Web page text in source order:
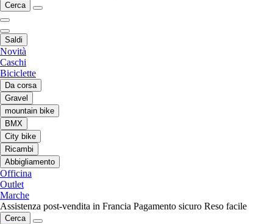
Cerca
Saldi
Novità
Caschi
Biciclette
Da corsa
Gravel
mountain bike
BMX
City bike
Ricambi
Abbigliamento
Officina
Outlet
Marche
Assistenza post-vendita in Francia Pagamento sicuro Reso facile
Cerca